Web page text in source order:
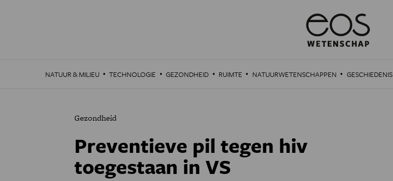
NATUUR & MILIEU · TECHNOLOGIE · GEZONDHEID · RUIMTE · NATUURWETENSCHAPPEN · GESCHIEDENIS
Gezondheid
Preventieve pil tegen hiv
toegestaan in VS